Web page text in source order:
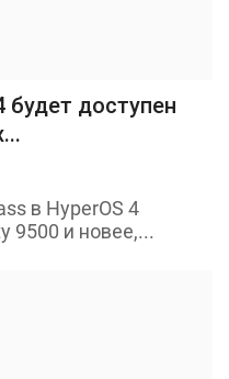
будет доступен
в HyperOS 4
9500 и новее,...